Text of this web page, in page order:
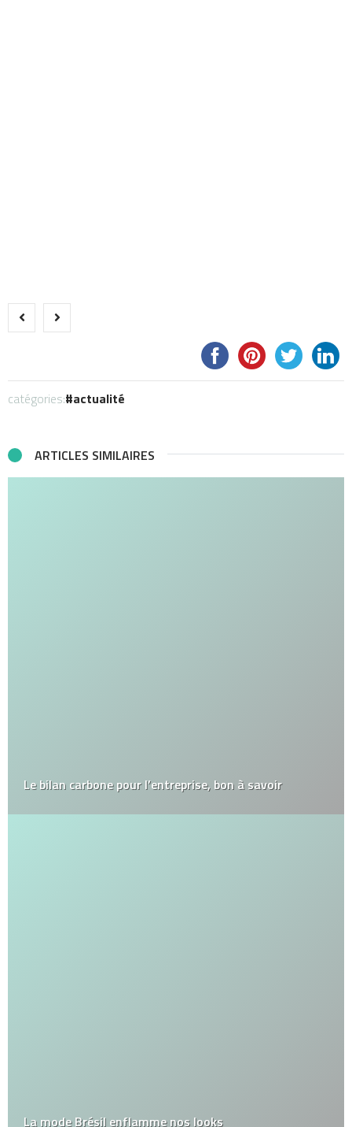
catégories: actualité
ARTICLES SIMILAIRES
Le bilan carbone pour l’entreprise, bon à savoir
La mode Brésil enflamme nos looks